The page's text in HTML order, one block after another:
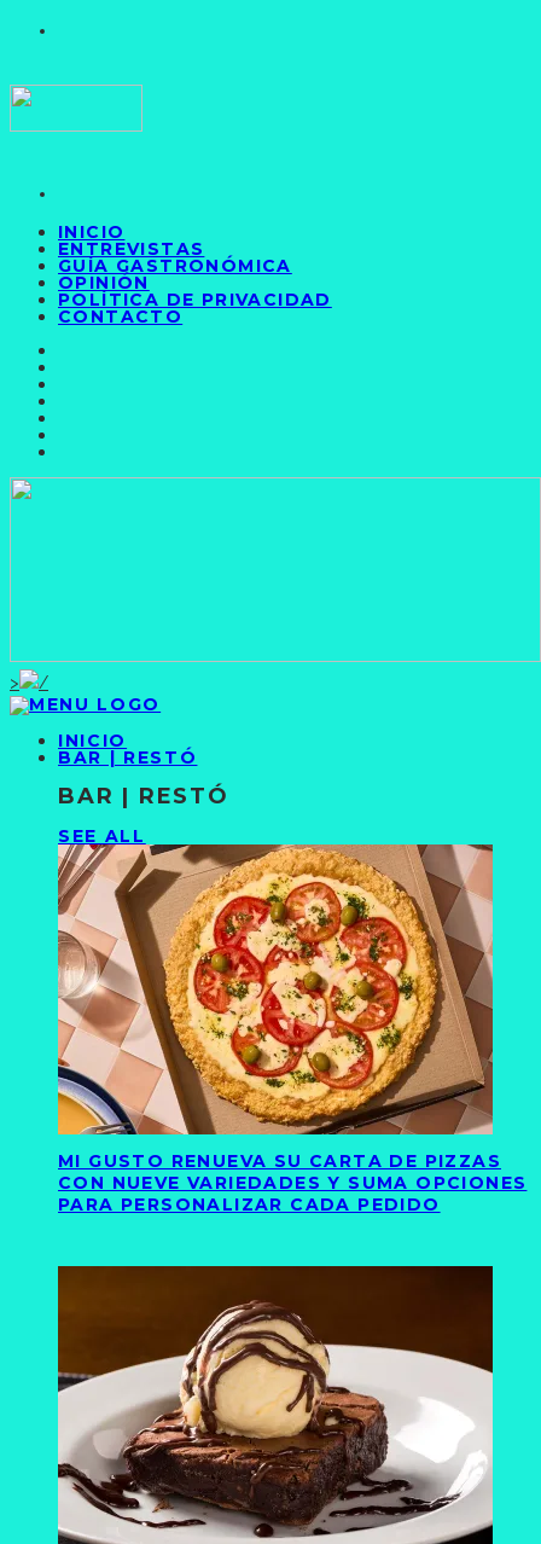
INICIO
ENTREVISTAS
GUÍA GASTRONÓMICA
OPINIÓN
POLÍTICA DE PRIVACIDAD
CONTACTO
>
INICIO
BAR | RESTÓ
BAR | RESTÓ
SEE ALL
MI GUSTO RENUEVA SU CARTA DE PIZZAS
CON NUEVE VARIEDADES Y SUMA OPCIONES
PARA PERSONALIZAR CADA PEDIDO